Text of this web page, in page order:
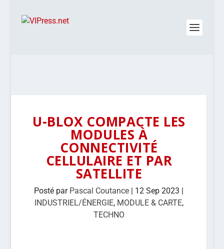
U-BLOX COMPACTE LES
MODULES À
CONNECTIVITÉ
CELLULAIRE ET PAR
SATELLITE
Posté par Pascal Coutance | 12 Sep 2023 |
INDUSTRIEL/ÉNERGIE, MODULE & CARTE,
TECHNO